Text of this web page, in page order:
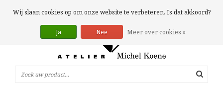
0 Artikelen
Wij slaan cookies op om onze website te verbeteren. Is dat akkoord?
Ja Nee Meer over cookies »